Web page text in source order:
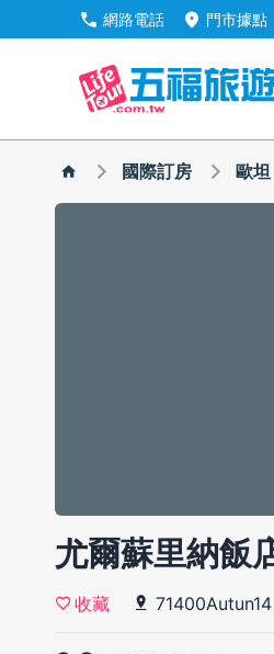
call 網路電話 location_on 門市據點
國際訂房 歐坦
尤爾蘇里納飯
收藏